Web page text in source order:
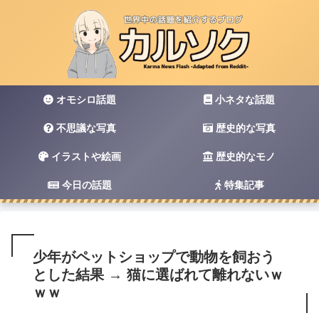
オモシロ話題 小ネタな話題
不思議な写真 歴史的な写真
イラストや絵画 歴史的なモノ
今日の話題 特集記事
少年がペットショップで動物を飼おう
とした結果 → 猫に選ばれて離れないｗ
ｗｗ